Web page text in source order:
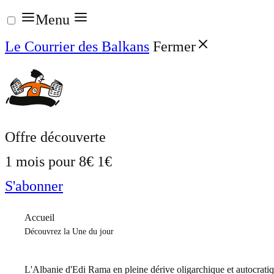
Aller
au
contenu
Menu
Le Courrier des Balkans Fermer
Offre découverte
1 mois pour 8€ 1€
S'abonner
Accueil
Découvrez la Une du jour
L'Albanie d'Edi Rama en pleine dérive oligarchique et